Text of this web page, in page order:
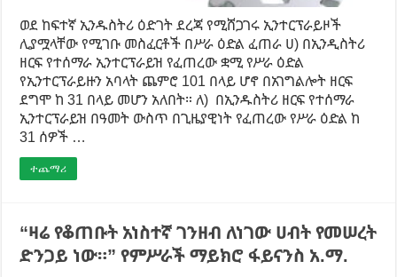
ወደ ከፍተኛ ኢንዱስትሪ ዕድገት ደረጃ የሚሸጋገሩ ኢንተርፕራይዞች
ሊያሟላቸው የሚገቡ መስፈርቶች በሥራ ዕድል ፈጠራ ሀ) በኢንዲስትሪ
ዘርፍ የተሰማራ ኢንተርፕራይዝ የፈጠረው ቋሚ የሥራ ዕድል
የኢንተርፕራይዙን አባላት ጨምሮ 101 በላይ ሆኖ በአገግልሎት ዘርፍ
ደግሞ ከ 31 በላይ መሆን አለበት። ለ) በኢንዱስትሪ ዘርፍ የተሰማራ
ኢንተርፕራይዝ በዓመት ውስጥ በጊዜያዊነት የፈጠረው የሥራ ዕድል ከ
31 ሰዎች …
ተጨማሪ
“ዛሬ የቆጠቡት አነስተኛ ገንዘብ ለነገው ሀብት የመሠረት
ድንጋይ ነው።” የምሥራች ማይክሮ ፋይናንስ አ.ማ.